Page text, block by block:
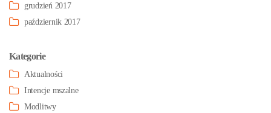
grudzień 2017
październik 2017
Kategorie
Aktualności
Intencje mszalne
Modlitwy